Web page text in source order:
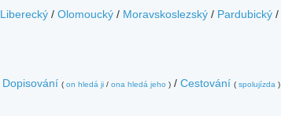
Liberecký / Olomoucký / Moravskoslezský / Pardubický /
Dopisování ( on hledá ji / ona hledá jeho ) / Cestování ( spolujízda )